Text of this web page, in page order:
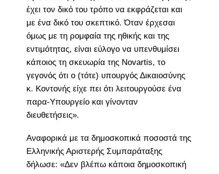
έχει τον δικό του τρόπο να εκφράζεται και
με ένα δικό του σκεπτικό. Όταν έρχεσαι
όμως με τη ρομφαία της ηθικής και της
εντιμότητας, είναι εύλογο να υπενθυμίσει
κάποιος τη σκευωρία της Novartis, το
γεγονός ότι ο (τότε) υπουργός Δικαιοσύνης
κ. Κοντονής είχε πει ότι λειτουργούσε ένα
παρα-Υπουργείο και γίνονταν
διευθετήσεις».
Αναφορικά με τα δημοσκοπικά ποσοστά της
Ελληνικής Αριστερής Συμπαράταξης
δήλωσε: «Δεν βλέπω κάποια δημοσκοπική